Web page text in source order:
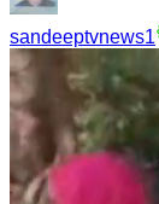
sandeeptvnews1